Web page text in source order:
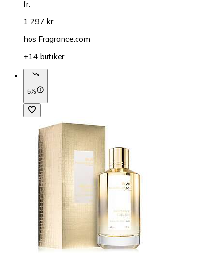
fr.
1 297 kr
hos Fragrance.com
+14 butiker
5%